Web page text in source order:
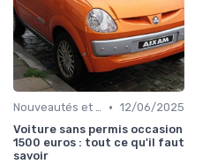
Nouveautés et Tendances • 12/06/2025
Voiture sans permis occasion
1500 euros : tout ce qu'il faut
savoir